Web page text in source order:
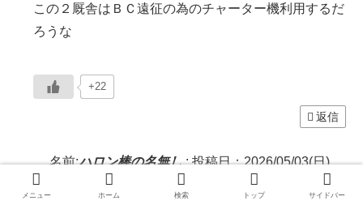
この２厩舎はＢＣ遠征の為のチャーター機利用するだ
ろうな
+22
返信
名前:ハロン棒の名無し: 投稿日：2026/05/03(日)
メニュー ホーム 検索 トップ サイドバー